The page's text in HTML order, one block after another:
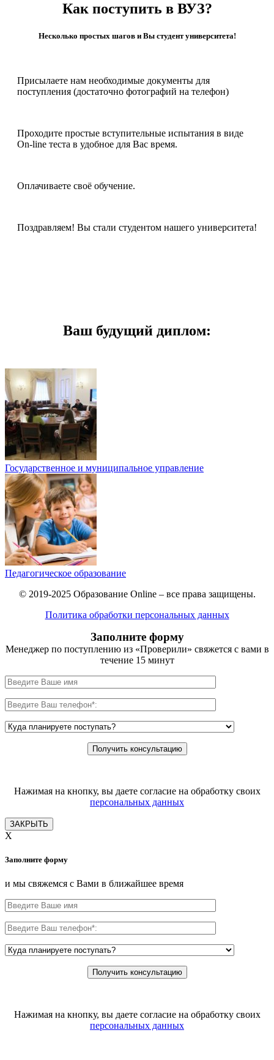
Как поступить в ВУЗ?
Несколько простых шагов и Вы студент университета!
Присылаете нам необходимые документы для
поступления (достаточно фотографий на телефон)
Проходите простые вступительные испытания в виде
On-line теста в удобное для Вас время.
Оплачиваете своё обучение.
Поздравляем! Вы стали студентом нашего университета!
Ваш будущий диплом:
Государственное и муниципальное управление
Педагогическое образование
© 2019-2025 Образование Online – все права защищены.
Политика обработки персональных данных
Заполните форму
Менеджер по поступлению из «Проверили» свяжется с вами в
течение 15 минут
Нажимая на кнопку, вы даете согласие на обработку своих
персональных данных
ЗАКРЫТЬ
X
Заполните форму
и мы свяжемся с Вами в ближайшее время
Нажимая на кнопку, вы даете согласие на обработку своих
персональных данных